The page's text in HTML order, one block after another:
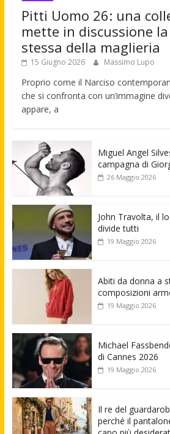
Pitti Uomo 26: una
mette in discussione
stessa della maglieria
15 Giugno 2026 Massimo Lupo
Proprio come il Narciso
che si confronta con un’immagine
appare, a
Miguel Angel
campagna di
26 Maggio 2026
John Travolta, il
divide tutti
19 Maggio 2026
Abiti da donna a
composizioni
19 Maggio 2026
Michael
di Cannes 2026
19 Maggio 2026
Il re del
perché il